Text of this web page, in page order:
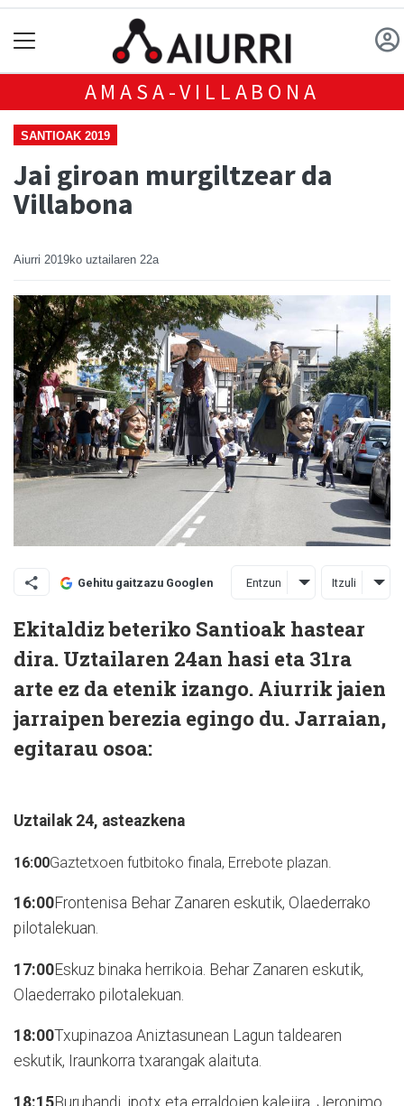
AMASA-VILLABONA
SANTIOAK 2019
Jai giroan murgiltzear da
Villabona
Aiurri 2019ko uztailaren 22a
Gehitu gaitzazu Googlen Entzun Itzuli
Ekitaldiz beteriko Santioak hastear
dira. Uztailaren 24an hasi eta 31ra
arte ez da etenik izango. Aiurrik jaien
jarraipen berezia egingo du. Jarraian,
egitarau osoa:
Uztailak 24, asteazkena
16:00Gaztetxoen futbitoko finala, Errebote plazan.
16:00Frontenisa Behar Zanaren eskutik, Olaederrako
pilotalekuan.
17:00Eskuz binaka herrikoia. Behar Zanaren eskutik,
Olaederrako pilotalekuan.
18:00Txupinazoa Aniztasunean Lagun taldearen
eskutik, Iraunkorra txarangak alaituta.